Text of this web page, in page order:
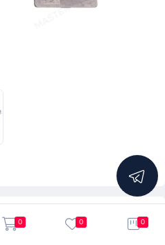
0 0 0